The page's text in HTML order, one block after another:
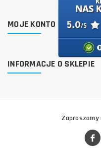
MOJE KONTO
INFORMACJE O SKLEPIE
Zapraszamy